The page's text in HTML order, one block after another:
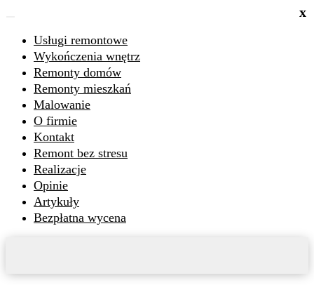
Usługi remontowe
Wykończenia wnętrz
Remonty domów
Remonty mieszkań
Malowanie
O firmie
Kontakt
Remont bez stresu
Realizacje
Opinie
Artykuły
Bezpłatna wycena
x